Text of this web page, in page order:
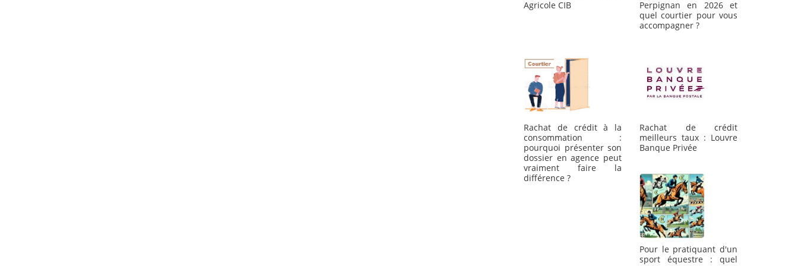
Agricole CIB
Perpignan en 2026 et
quel courtier pour vous
accompagner ?
Rachat de crédit à la
consommation :
pourquoi présenter son
dossier en agence peut
vraiment faire la
différence ?
Rachat de crédit
meilleurs taux : Louvre
Banque Privée
Pour le pratiquant d'un
sport équestre : quel